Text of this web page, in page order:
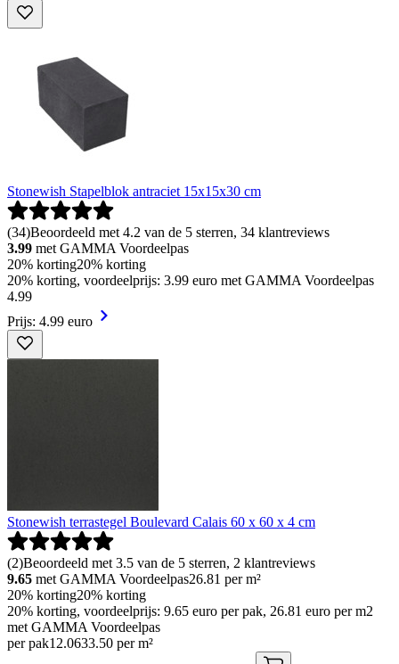
Stonewish Stapelblok antraciet 15x15x30 cm
(34)Beoordeeld met 4.2 van de 5 sterren, 34 klantreviews
3.99 met GAMMA Voordeelpas
20% korting20% korting
20% korting, voordeelprijs: 3.99 euro met GAMMA Voordeelpas
4.99
Prijs: 4.99 euro
Stonewish terrastegel Boulevard Calais 60 x 60 x 4 cm
(2)Beoordeeld met 3.5 van de 5 sterren, 2 klantreviews
9.65 met GAMMA Voordeelpas26.81 per m²
20% korting20% korting
20% korting, voordeelprijs: 9.65 euro per pak, 26.81 euro per m2
met GAMMA Voordeelpas
per pak12.0633.50 per m²